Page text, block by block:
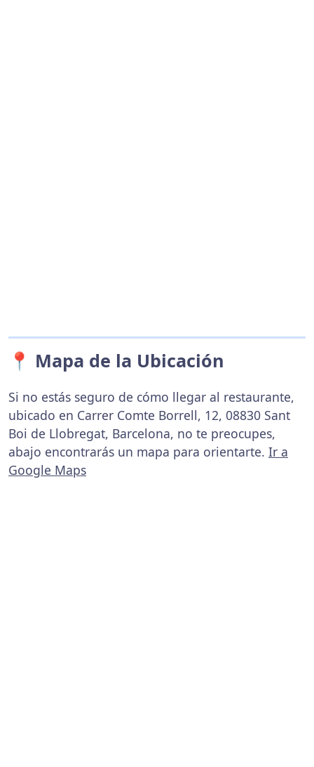
📍 Mapa de la Ubicación
Si no estás seguro de cómo llegar al restaurante,
ubicado en Carrer Comte Borrell, 12, 08830 Sant
Boi de Llobregat, Barcelona, no te preocupes,
abajo encontrarás un mapa para orientarte. Ir a
Google Maps